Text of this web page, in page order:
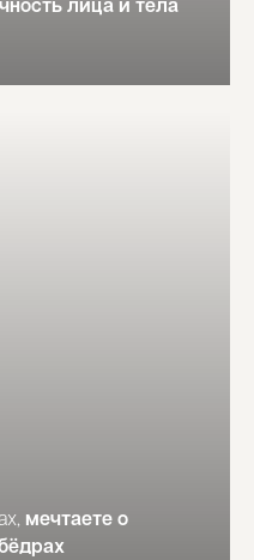
лица и тела
мечтаете о